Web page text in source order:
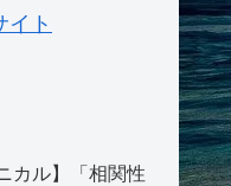
イト
カル】「相関性